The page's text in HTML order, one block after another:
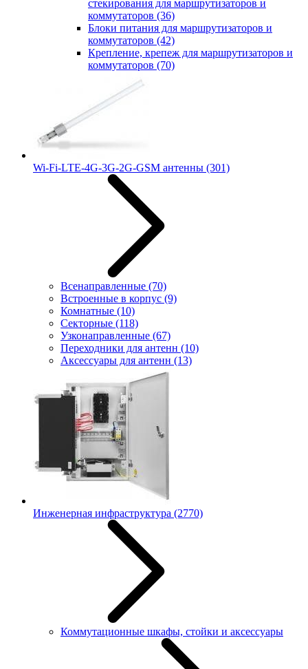
стекирования для маршрутизаторов и
коммутаторов (36)
Блоки питания для маршрутизаторов и
коммутаторов (42)
Крепление, крепеж для маршрутизаторов и
коммутаторов (70)
Wi-Fi-LTE-4G-3G-2G-GSM антенны (301)
Всенаправленные (70)
Встроенные в корпус (9)
Комнатные (10)
Секторные (118)
Узконаправленные (67)
Переходники для антенн (10)
Аксессуары для антенн (13)
Инженерная инфраструктура (2770)
Коммутационные шкафы, стойки и аксессуары